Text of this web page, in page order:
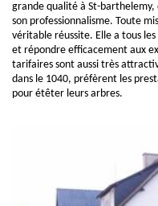
grande qualité à St-
son professionnalisme. Toute
véritable réussite. Elle a tous
et répondre efficacement aux
tarifaires sont aussi très
dans le 1040, préfèrent les
pour étêter leurs arbres.